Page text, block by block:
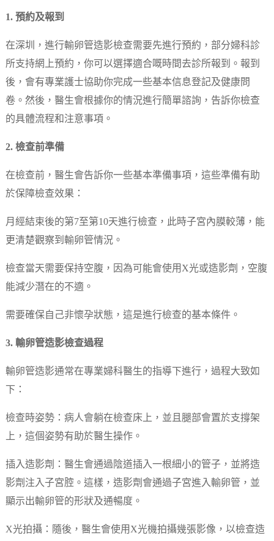
1. 預約及報到
在深圳，進行輸卵管造影檢查需要先進行預約，部分婦科診
所支持網上預約，你可以選擇適合嘅時間去診所報到。報到
後，會有專業護士協助你完成一些基本信息登記及健康問
卷。然後，醫生會根據你的情況進行簡單諮詢，告訴你檢查
的具體流程和注意事項。
2. 檢查前準備
在檢查前，醫生會告訴你一些基本準備事項，這些準備有助
於保障檢查效果：
月經結束後的第7至第10天進行檢查，此時子宮內膜較薄，能
更清楚觀察到輸卵管情況。
檢查當天需要保持空腹，因為可能會使用X光或造影劑，空腹
能減少潛在的不適。
需要確保自己非懷孕狀態，這是進行檢查的基本條件。
3. 輸卵管造影檢查過程
輸卵管造影通常在專業婦科醫生的指導下進行，過程大致如
下：
檢查時姿勢：病人會躺在檢查床上，並且腿部會置於支撐架
上，這個姿勢有助於醫生操作。
插入造影劑：醫生會通過陰道插入一根細小的管子，並將造
影劑注入子宮腔。這樣，造影劑會通過子宮進入輸卵管，並
顯示出輸卵管的形狀及通暢度。
X光拍攝：隨後，醫生會使用X光機拍攝幾張影像，以檢查造